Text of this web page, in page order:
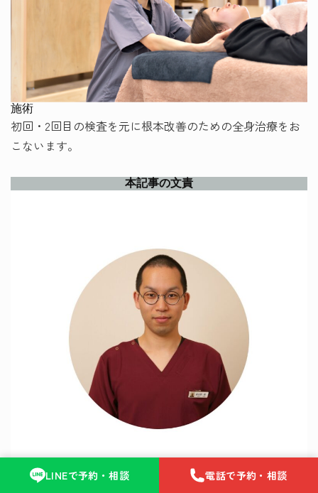
施術
初回・2回目の検査を元に根本改善のための全身治療をお
こないます。
本記事の文責
LINEで予約・相談 電話で予約・相談